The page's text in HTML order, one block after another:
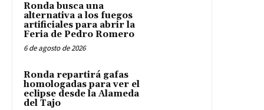
Ronda busca una
alternativa a los fuegos
artificiales para abrir la
Feria de Pedro Romero
6 de agosto de 2026
Ronda repartirá gafas
homologadas para ver el
eclipse desde la Alameda
del Tajo